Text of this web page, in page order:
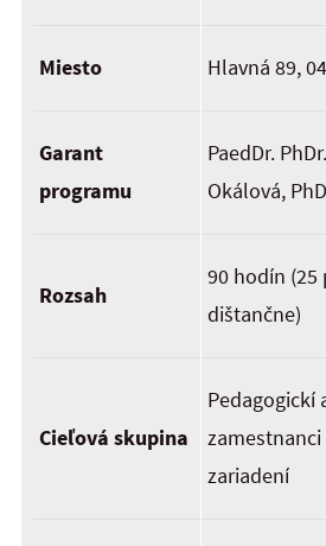
Miesto Hlavná 89,
Garant
programu
PaedDr.
Okálová,
Rozsah
90 hodín (25
dištančne)
Cieľová skupina
Pedagogickí
zariadení